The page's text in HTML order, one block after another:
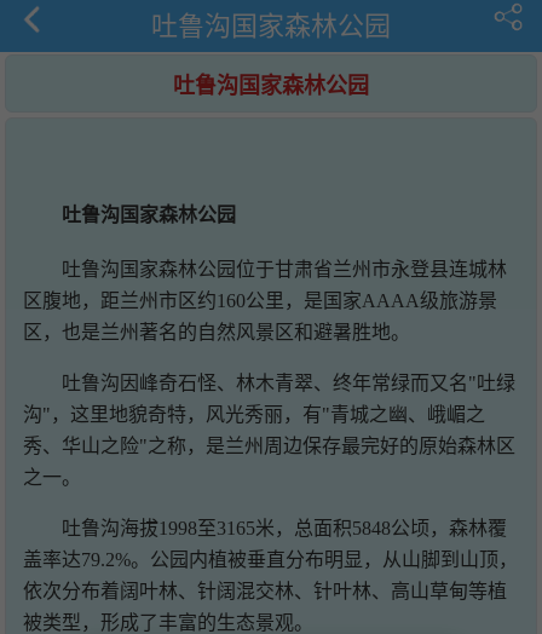
吐鲁沟国家森林公园
吐鲁沟国家森林公园
吐鲁沟国家森林公园
吐鲁沟国家森林公园位于甘肃省兰州市永登县连城林
区腹地，距兰州市区约160公里，是国家AAAA级旅游景
区，也是兰州著名的自然风景区和避暑胜地。
吐鲁沟因峰奇石怪、林木青翠、终年常绿而又名"吐绿
沟"，这里地貌奇特，风光秀丽，有"青城之幽、峨嵋之
秀、华山之险"之称，是兰州周边保存最完好的原始森林区
之一。
吐鲁沟海拔1998至3165米，总面积5848公顷，森林覆
盖率达79.2%。公园内植被垂直分布明显，从山脚到山顶，
依次分布着阔叶林、针阔混交林、针叶林、高山草甸等植
被类型，形成了丰富的生态景观。